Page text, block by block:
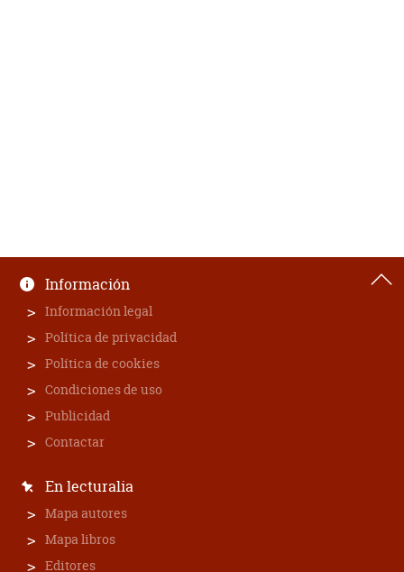
Información
Información legal
Política de privacidad
Política de cookies
Condiciones de uso
Publicidad
Contactar
En lecturalia
Mapa autores
Mapa libros
Editores